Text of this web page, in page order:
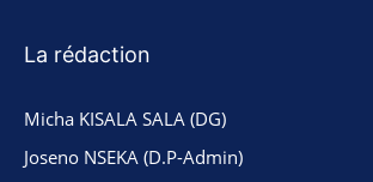
La rédaction
Micha KISALA SALA (DG)
Joseno NSEKA (D.P-Admin)